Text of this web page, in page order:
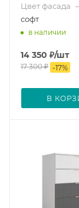
Цвет фасада
софт
в наличии
14 350 ₽/шт
17 300₽ -17%
В